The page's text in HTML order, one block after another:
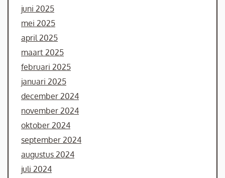
juni 2025
mei 2025
april 2025
maart 2025
februari 2025
januari 2025
december 2024
november 2024
oktober 2024
september 2024
augustus 2024
juli 2024